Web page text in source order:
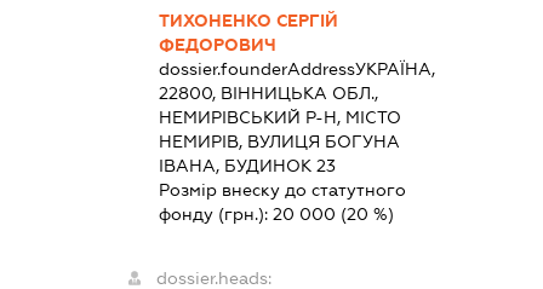
ТИХОНЕНКО СЕРГІЙ
ФЕДОРОВИЧ
dossier.founderAddressУКРАЇНА,
22800, ВІННИЦЬКА ОБЛ.,
НЕМИРІВСЬКИЙ Р-Н, МІСТО
НЕМИРІВ, ВУЛИЦЯ БОГУНА
ІВАНА, БУДИНОК 23
Розмір внеску до статутного
фонду (грн.): 20 000 (20 %)
dossier.heads: